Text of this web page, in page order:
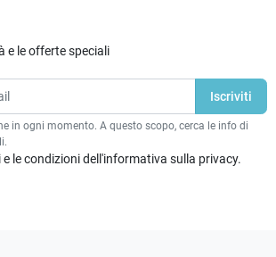
e le offerte speciali
in ogni momento. A questo scopo, cerca le info di
le condizioni dell'informativa sulla privacy.